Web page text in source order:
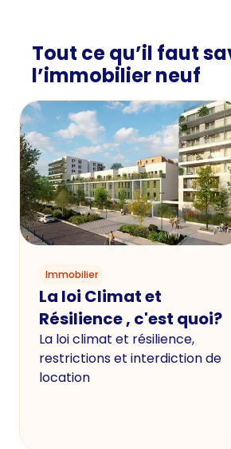
Tout ce qu’il faut
l’immobilier neuf
Immobilier
La loi Climat et
Résilience , c'est quoi?
La loi climat et résilience,
restrictions et interdiction de
location